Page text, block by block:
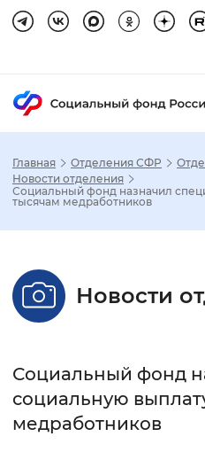
Стандартный
Без засечек
Главная Отделения СФР
Новости отделения
Социальный фонд назначил
тысячам медработников
Новости
Социальный фонд
социальную
медработников